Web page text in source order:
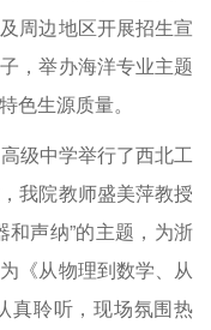
周边地区开展招生宣
，举办海洋专业主题
色生源质量。
级中学举行了西北工
我院教师盛美萍教授
声纳”的主题，为浙
《从物理到数学、从
真聆听，现场氛围热